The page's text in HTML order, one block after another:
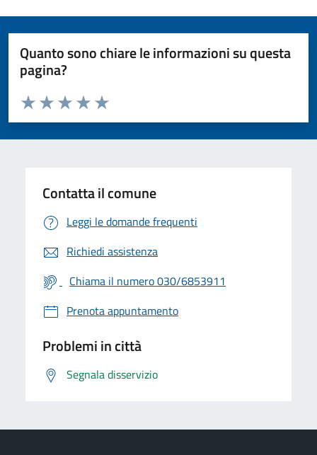
Quanto sono chiare le informazioni su questa
pagina?
Valuta da 1 a 5 stelle la pagina
Valuta 5 stelle su 5
Valuta 4 stelle su 5
Valuta 3 stelle su 5
Valuta 2 stelle su 5
Valuta 1 stelle su 5
Contatta il comune
Leggi le domande frequenti
Richiedi assistenza
Chiama il numero 030/6853911
Prenota appuntamento
Problemi in città
Segnala disservizio